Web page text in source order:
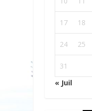
17 18
24 25
31
« Juil